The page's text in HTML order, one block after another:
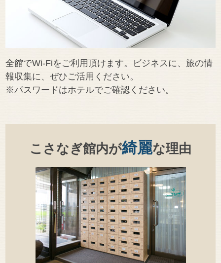
全館でWi-Fiをご利用頂けます。ビジネスに、旅の情
報収集に、ぜひご活用ください。
※パスワードはホテルでご確認ください。
こさなぎ館内が綺麗な理由